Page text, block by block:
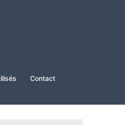
Contact